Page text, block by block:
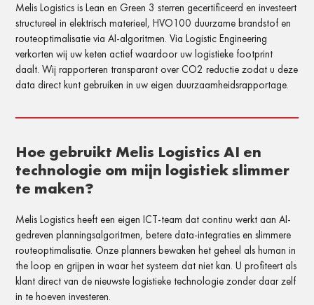
Melis Logistics is Lean en Green 3 sterren gecertificeerd en investeert
structureel in elektrisch materieel, HVO100 duurzame brandstof en
routeoptimalisatie via AI-algoritmen. Via Logistic Engineering
verkorten wij uw keten actief waardoor uw logistieke footprint
daalt. Wij rapporteren transparant over CO2 reductie zodat u deze
data direct kunt gebruiken in uw eigen duurzaamheidsrapportage.
Hoe gebruikt Melis Logistics AI en
technologie om mijn logistiek slimmer
te maken?
Melis Logistics heeft een eigen ICT-team dat continu werkt aan AI-
gedreven planningsalgoritmen, betere data-integraties en slimmere
routeoptimalisatie. Onze planners bewaken het geheel als human in
the loop en grijpen in waar het systeem dat niet kan. U profiteert als
klant direct van de nieuwste logistieke technologie zonder daar zelf
in te hoeven investeren.